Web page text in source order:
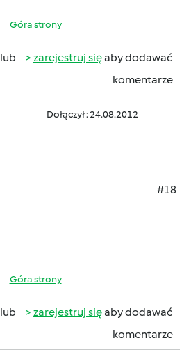
Góra strony
lub zarejestruj sięaby dodawać
komentarze
Dołączył : 24.08.2012
#18
Góra strony
lub zarejestruj sięaby dodawać
komentarze